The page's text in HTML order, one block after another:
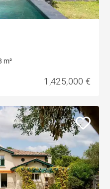
m²
1,425,000 €